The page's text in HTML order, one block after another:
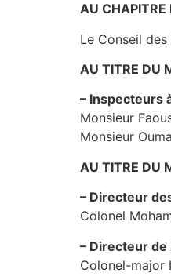
AU CHAPITRE
Le Conseil
AU TITRE DU
– Inspecteurs
Monsieur
Monsieur
AU TITRE DU
– Directeur
Colonel
– Directeur
Colonel-major